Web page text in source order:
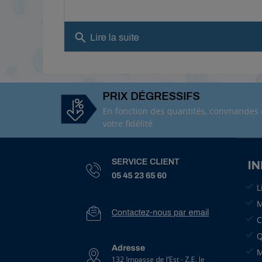
search Lire la suite
PRIX DÉGRESSIFS
En fonction des quantités, commandes
votre fidélité
SERVICE CLIENT
05 45 23 65 60
Contactez-nous par email
Adresse
132 Impasse de l’Est - Z.E. le